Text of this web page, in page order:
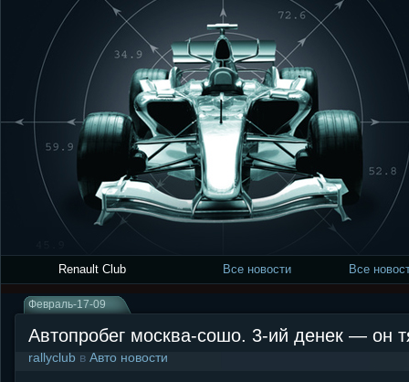
Renault Club Все новости Все
Февраль-17-09
Автопробег москва-сошо. 3-ий денек — он
rallyclub в Авто новости